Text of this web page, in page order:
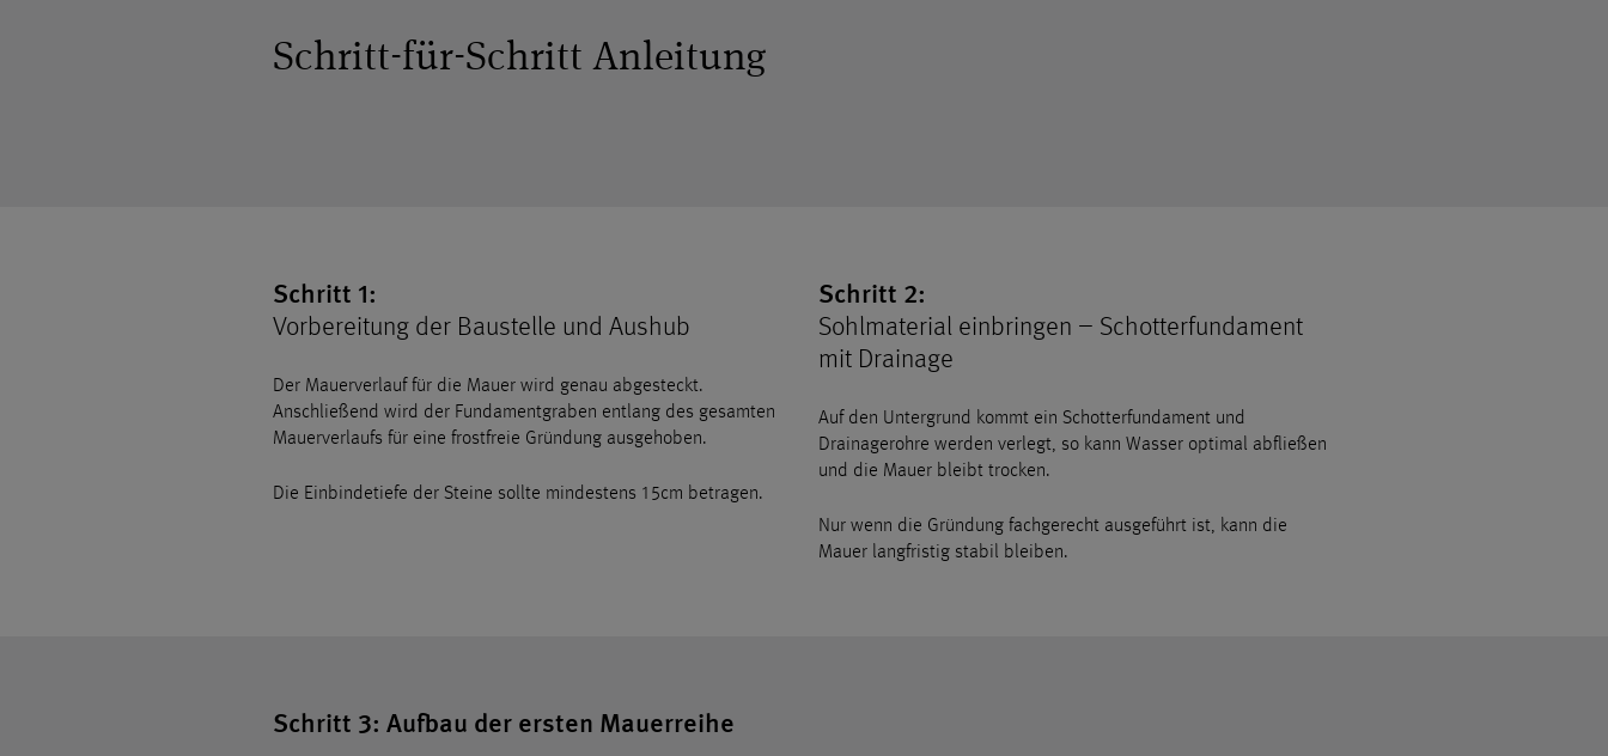
Mehr
Platform
Schritt-für-Schritt Anleitung
Schritt 1:
Vorbereitung der Baustelle und Aushub
Der Mauerverlauf für die Mauer wird genau abgesteckt.
Anschließend wird der Fundamentgraben entlang des gesamten
Mauerverlaufs für eine frostfreie Gründung ausgehoben.
Die Einbindetiefe der Steine sollte mindestens 15cm betragen.
Schritt 2:
Sohlmaterial einbringen – Schotterfundament
mit Drainage
Auf den Untergrund kommt ein Schotterfundament und
Drainagerohre werden verlegt, so kann Wasser optimal abfließen
und die Mauer bleibt trocken.
Nur wenn die Gründung fachgerecht ausgeführt ist, kann die
Mauer langfristig stabil bleiben.
Schritt 3: Aufbau der ersten Mauerreihe